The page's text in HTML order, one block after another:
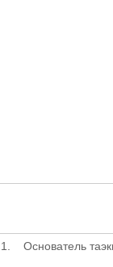
1. Основатель